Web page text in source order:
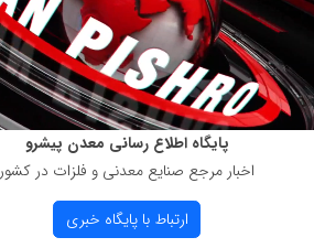
پایگاه اطلاع رسانی معدن پیشرو
اخبار مرجع صنایع معدنی و فلزات در كشور
ارتباط با پایگاه خبری